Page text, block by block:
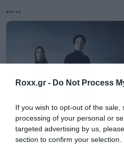
Roxx.gr - Do Not Process
If you wish to opt-out of the
processing of your personal or
targeted advertising by us,
section to confirm your
ελληνικούς υπότιτλους
Είπατε τίποτα;
MOVIES